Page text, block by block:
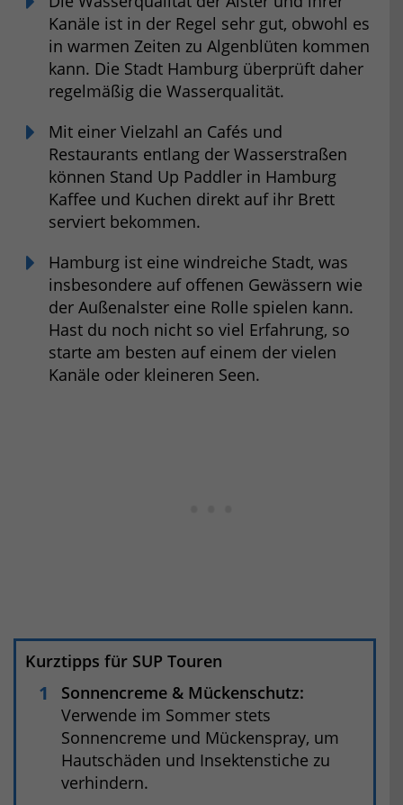
Kanäle ist in der Regel sehr gut, obwohl es
in warmen Zeiten zu Algenblüten kommen
kann. Die Stadt Hamburg überprüft daher
regelmäßig die Wasserqualität.
Mit einer Vielzahl an Cafés und
Restaurants entlang der Wasserstraßen
können Stand Up Paddler in Hamburg
Kaffee und Kuchen direkt auf ihr Brett
serviert bekommen.
Hamburg ist eine windreiche Stadt, was
insbesondere auf offenen Gewässern wie
der Außenalster eine Rolle spielen kann.
Hast du noch nicht so viel Erfahrung, so
starte am besten auf einem der vielen
Kanäle oder kleineren Seen.
Kurztipps für SUP Touren
Sonnencreme & Mückenschutz:
Verwende im Sommer stets
Sonnencreme und Mückenspray, um
Hautschäden und Insektenstiche zu
verhindern.